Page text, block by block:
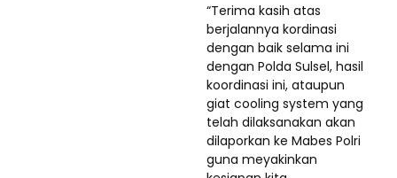
“Terima kasih atas
berjalannya kordinasi
dengan baik selama ini
dengan Polda Sulsel, hasil
koordinasi ini, ataupun
giat cooling system yang
telah dilaksanakan akan
dilaporkan ke Mabes Polri
guna meyakinkan